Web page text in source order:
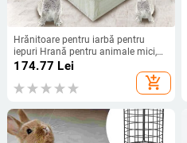
Hrănitoare pentru iarbă pentru
iepuri Hrană pentru animale mici,
hamster, porcușor de Guineea,
vesela din lemn, consumabile
pentru reproducere, suport pentru
animale de companie
174.77 Lei
add_shopping_cart